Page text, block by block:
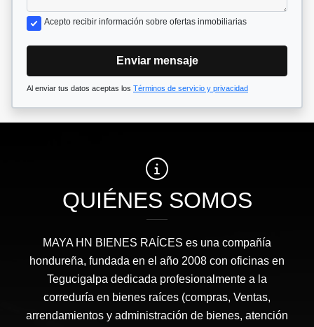
Acepto recibir información sobre ofertas inmobiliarias
Enviar mensaje
Al enviar tus datos aceptas los Términos de servicio y privacidad
QUIÉNES SOMOS
MAYA HN BIENES RAÍCES​ es una compañía
hondureña, fundada en el año 2008 con oficinas en
Tegucigalpa dedicada profesionalmente a la
correduría en bienes raíces (compras, Ventas,
arrendamientos y administración de bienes, atención